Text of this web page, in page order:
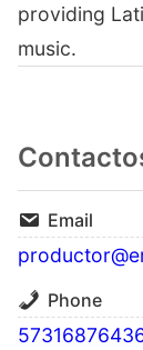
providing
music.
Email
Phone